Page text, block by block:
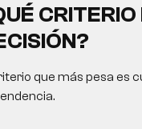
que más pesa es